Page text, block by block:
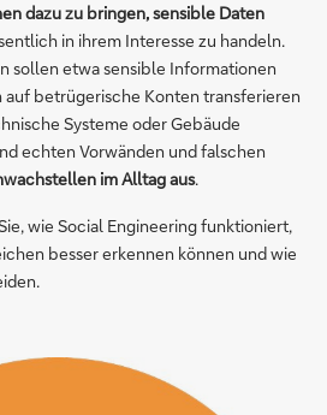
dazu zu bringen, sensible Daten
in ihrem Interesse zu handeln.
sollen etwa sensible Informationen
auf betrügerische Konten transferieren
Systeme oder Gebäude
echten Vorwänden und falschen
im Alltag aus.
wie Social Engineering funktioniert,
besser erkennen können und wie